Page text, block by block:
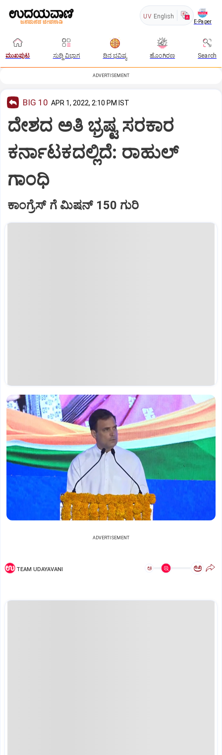
UV English
E-Paper
ಮುಖಪುಟ ಸುದ್ದಿ ವಿಭಾಗ ದಿನ ಭವಿಷ್ಯ ಹೊಂಗಿರಣ Search
ADVERTISEMENT
BIG 10 APR 1, 2022, 2:10 PM IST
ದೇಶದ ಅತಿ ಭ್ರಷ್ಟ ಸರಕಾರ
ಕರ್ನಾಟಕದಲ್ಲಿದೆ: ರಾಹುಲ್
ಗಾಂಧಿ
ಕಾಂಗ್ರೆಸ್ ಗೆ ಮಿಷನ್ 150 ಗುರಿ
ADVERTISEMENT
TEAM UDAYAVANI ಅ ಅ